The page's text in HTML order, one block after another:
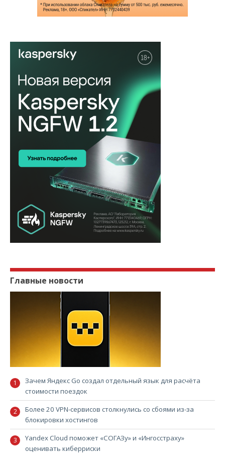
Главные новости
Зачем Яндекс Go создал отдельный язык для расчёта
стоимости поездок
Более 20 VPN-сервисов столкнулись со сбоями из-за
блокировки хостингов
Yandex Cloud поможет «СОГАЗу» и «Ингосстраху»
оценивать киберриски